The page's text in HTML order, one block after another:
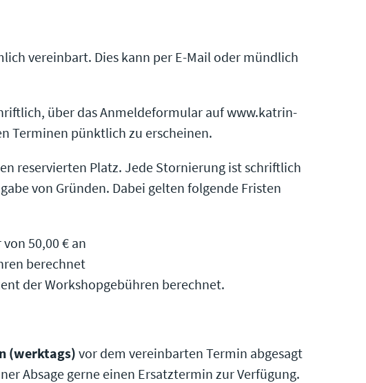
vereinbart. Dies kann per E-Mail oder mündlich
über das Anmeldeformular auf www.katrin-
Terminen pünktlich zu erscheinen.
reservierten Platz. Jede Stornierung ist schriftlich
von Gründen. Dabei gelten folgende Fristen
50,00 € an
berechnet
der Workshopgebühren berechnet.
(werktags)vor dem vereinbarten Termin abgesagt
Absage gerne einen Ersatztermin zur Verfügung.